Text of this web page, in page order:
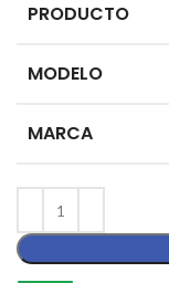
PRODUCTO
MODELO
MARCA